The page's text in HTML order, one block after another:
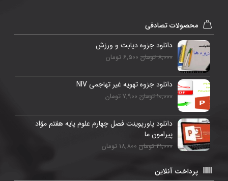
محصولات تصادفی
دانلود جزوه ديابت و ورزش
8,000 تومان 6,500 تومان
دانلود جزوه تهویه غیر تهاجمی NIV
10,000 تومان 7,900 تومان
دانلود پاورپوینت فصل چهارم علوم پایه هفتم موّاد
پیرامون ما
21,000 تومان 18,800 تومان
پرداخت آنلاین